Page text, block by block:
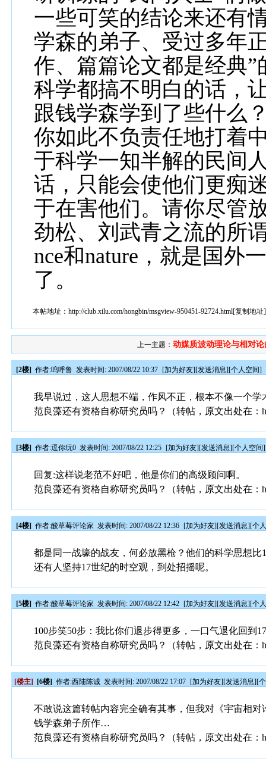
一些可笑的结论来还有
学森的弟子、受过多年
作、篇篇论文都是经典
科学都搞不明白的话，
跟钱学森学到了些什么
你如此不负责任地打着
于科学一知半解的民间
话，只能会使他们更痴
于在害他们。请你尽管
劲松、刘武青之流的所
nce和nature ，就是国外
了。
本帖地址：http://club.xilu.com/hongbin/msgview-950451-92724.html[复制地址]
上一主题： 动媒质波动理论与相对论
[2楼] 作者:呜呼鲁 发表时间: 2007/08/22 10:37 [加为好友][发送消息][个人空间]
我早说过，这人思想不端，作风不正，根本不像一个学
范良藻还有资格自称研究员吗？（转帖，原文出处在：
[3楼] 作者:逗你玩0 发表时间: 2007/08/22 12:25 [加为好友][发送消息][个人空间]
回复:这样说老范不好吧，他是你们的高级顾问啊。
范良藻还有资格自称研究员吗？（转帖，原文出处在：
[4楼] 作者:酸草莓评论家 发表时间: 2007/08/22 12:36 [加为好友][发送消息][个
都是同一战壕的战友，何必放黑枪？他们的科学思想比
还有人坚持17世纪的时空观，到处招摇呢。
[5楼] 作者:酸草莓评论家 发表时间: 2007/08/22 12:42 [加为好友][发送消息][个
100步笑50步：我比你们退步得更多，一口气退化回到
范良藻还有资格自称研究员吗？（转帖，原文出处在：
[楼主] [6楼] 作者:西陆陈诚 发表时间: 2007/08/22 17:07 [加为好友][发送消息][
不敢说这篇转帖内容完全确有其事，但我对《宇宙相
钱学森弟子所作…
范良藻还有资格自称研究员吗？（转帖，原文出处在：